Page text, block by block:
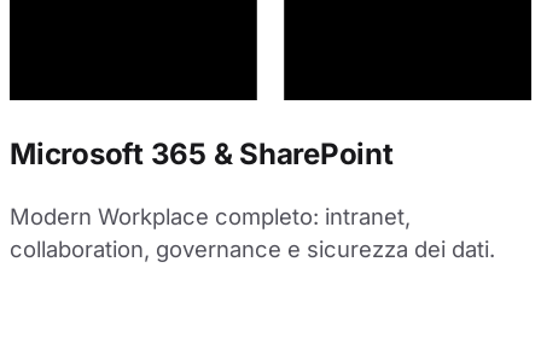
Microsoft 365 & SharePoint
Modern Workplace completo: intranet,
collaboration, governance e sicurezza dei dati.